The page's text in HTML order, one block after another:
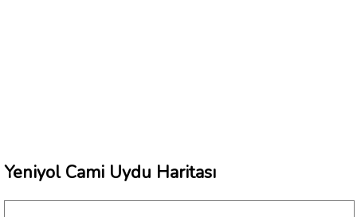
Yeniyol Cami Uydu Haritası